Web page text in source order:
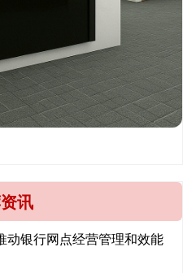
讯
动银行网点经营管理和效能